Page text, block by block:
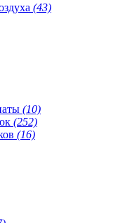
(43)
(10)
(252)
(16)